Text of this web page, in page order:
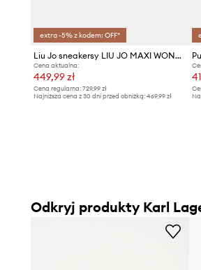
extra -5% z kodem: OFF*
Liu Jo sneakersy LIU JO MAXI WONDER 97
Cena aktualna:
449,99 zł
Cena regularna: 729,99 zł
Najniższa cena z 30 dni przed obniżką: 469,99 zł
Odkryj produkty Karl